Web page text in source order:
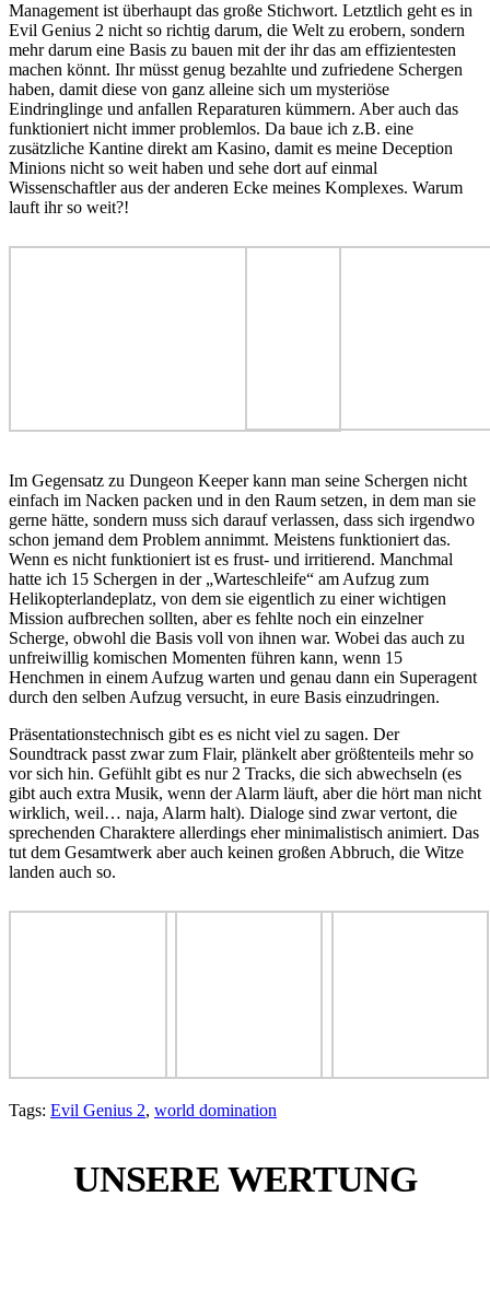
Management ist überhaupt das große Stichwort. Letztlich geht es in
Evil Genius 2 nicht so richtig darum, die Welt zu erobern, sondern
mehr darum eine Basis zu bauen mit der ihr das am effizientesten
machen könnt. Ihr müsst genug bezahlte und zufriedene Schergen
haben, damit diese von ganz alleine sich um mysteriöse
Eindringlinge und anfallen Reparaturen kümmern. Aber auch das
funktioniert nicht immer problemlos. Da baue ich z.B. eine
zusätzliche Kantine direkt am Kasino, damit es meine Deception
Minions nicht so weit haben und sehe dort auf einmal
Wissenschaftler aus der anderen Ecke meines Komplexes. Warum
lauft ihr so weit?!
Im Gegensatz zu Dungeon Keeper kann man seine Schergen nicht
einfach im Nacken packen und in den Raum setzen, in dem man sie
gerne hätte, sondern muss sich darauf verlassen, dass sich irgendwo
schon jemand dem Problem annimmt. Meistens funktioniert das.
Wenn es nicht funktioniert ist es frust- und irritierend. Manchmal
hatte ich 15 Schergen in der „Warteschleife“ am Aufzug zum
Helikopterlandeplatz, von dem sie eigentlich zu einer wichtigen
Mission aufbrechen sollten, aber es fehlte noch ein einzelner
Scherge, obwohl die Basis voll von ihnen war. Wobei das auch zu
unfreiwillig komischen Momenten führen kann, wenn 15
Henchmen in einem Aufzug warten und genau dann ein Superagent
durch den selben Aufzug versucht, in eure Basis einzudringen.
Präsentationstechnisch gibt es es nicht viel zu sagen. Der
Soundtrack passt zwar zum Flair, plänkelt aber größtenteils mehr so
vor sich hin. Gefühlt gibt es nur 2 Tracks, die sich abwechseln (es
gibt auch extra Musik, wenn der Alarm läuft, aber die hört man nicht
wirklich, weil… naja, Alarm halt). Dialoge sind zwar vertont, die
sprechenden Charaktere allerdings eher minimalistisch animiert. Das
tut dem Gesamtwerk aber auch keinen großen Abbruch, die Witze
landen auch so.
Tags: Evil Genius 2, world domination
UNSERE WERTUNG